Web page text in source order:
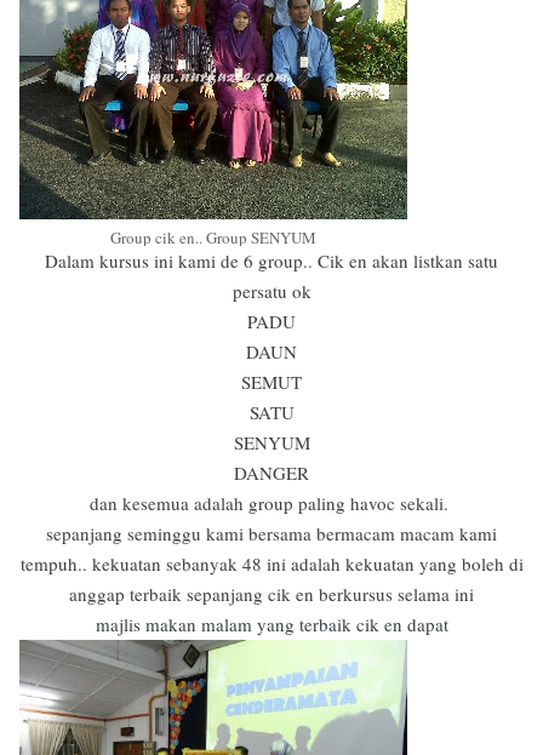
Group cik en.. Group SENYUM
Dalam kursus ini kami de 6 group.. Cik en akan listkan satu
persatu ok
PADU
DAUN
SEMUT
SATU
SENYUM
DANGER
dan kesemua adalah group paling havoc sekali.
sepanjang seminggu kami bersama bermacam macam kami
tempuh.. kekuatan sebanyak 48 ini adalah kekuatan yang boleh di
anggap terbaik sepanjang cik en berkursus selama ini
majlis makan malam yang terbaik cik en dapat